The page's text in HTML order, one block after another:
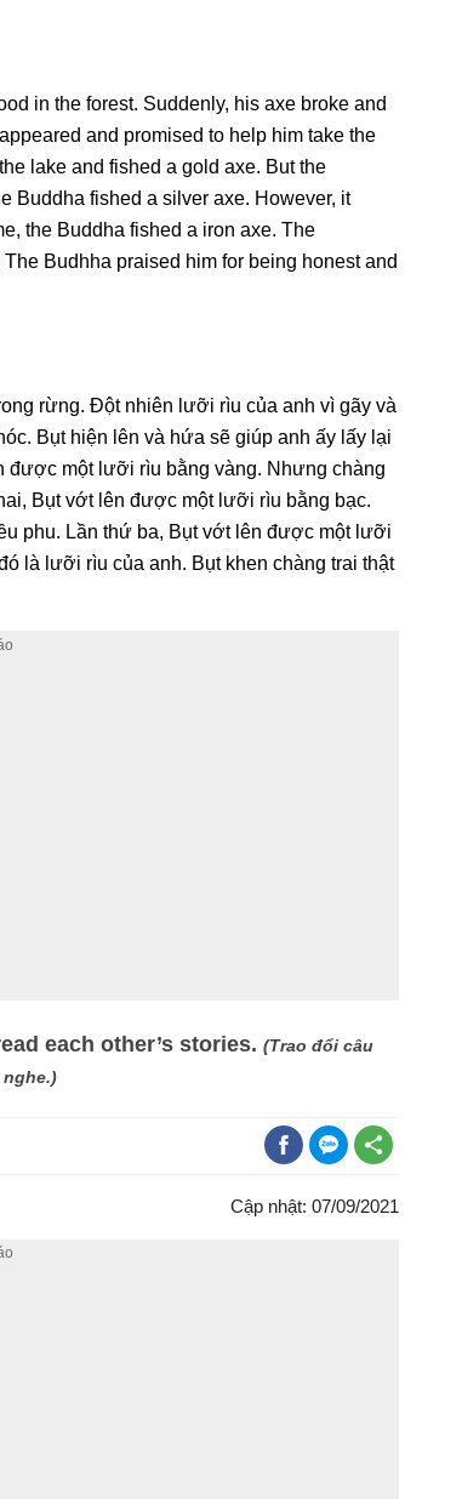
in the forest. Suddenly, his axe broke and
and promised to help him take the
lake and fished a gold axe. But the
Buddha fished a silver axe. However, it
the Buddha fished a iron axe. The
Budhha praised him for being honest and
rừng. Đột nhiên lưỡi rìu của anh vì gãy và
Bụt hiện lên và hứa sẽ giúp anh ấy lấy lại
được một lưỡi rìu bằng vàng. Nhưng chàng
Bụt vớt lên được một lưỡi rìu bằng bạc.
phu. Lần thứ ba, Bụt vớt lên được một lưỡi
là lưỡi rìu của anh. Bụt khen chàng trai thật
each other’s stories. (Trao đổi câu
Cập nhật: 07/09/2021